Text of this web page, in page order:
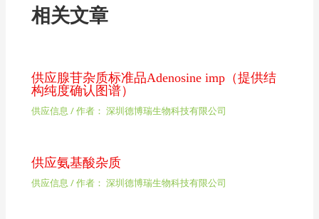
相关文章
供应腺苷杂质标准品Adenosine imp（提供结
构纯度确认图谱）
供应信息 / 作者： 深圳德博瑞生物科技有限公司
供应氨基酸杂质
供应信息 / 作者： 深圳德博瑞生物科技有限公司